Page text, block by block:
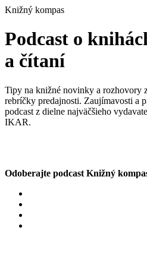
Knižný kompas
Podcast o
a čítaní
Tipy na knižné novinky a rozhovory
rebríčky predajnosti. Zaujímavosti a
podcast z dielne najväčšieho
IKAR.
Odoberajte podcast Knižný